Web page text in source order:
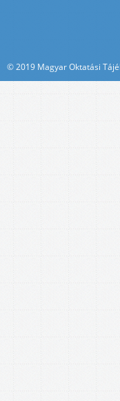
© 2019 Magyar Oktatási